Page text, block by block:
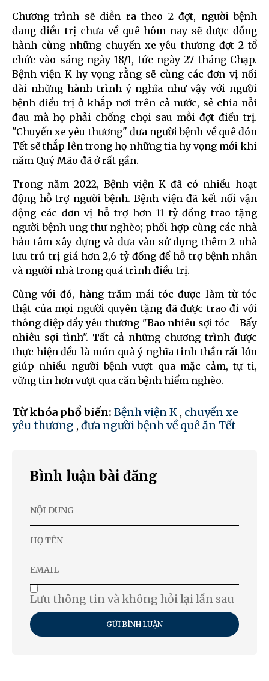
Chương trình sẽ diễn ra theo 2 đợt, người bệnh
đang điều trị chưa về quê hôm nay sẽ được đồng
hành cùng những chuyến xe yêu thương đợt 2 tổ
chức vào sáng ngày 18/1, tức ngày 27 tháng Chạp.
Bệnh viện K hy vọng rằng sẽ cùng các đơn vị nối
dài những hành trình ý nghĩa như vậy với người
bệnh điều trị ở khắp nơi trên cả nước, sẻ chia nỗi
đau mà họ phải chống chọi sau mỗi đợt điều trị.
"Chuyến xe yêu thương" đưa người bệnh về quê đón
Tết sẽ thắp lên trong họ những tia hy vọng mới khi
năm Quý Mão đã ở rất gần.
Trong năm 2022, Bệnh viện K đã có nhiều hoạt
động hỗ trợ người bệnh. Bệnh viện đã kết nối vận
động các đơn vị hỗ trợ hơn 11 tỷ đồng trao tặng
người bệnh ung thư nghèo; phối hợp cùng các nhà
hảo tâm xây dựng và đưa vào sử dụng thêm 2 nhà
lưu trú trị giá hơn 2,6 tỷ đồng để hỗ trợ bệnh nhân
và người nhà trong quá trình điều trị.
Cùng với đó, hàng trăm mái tóc được làm từ tóc
thật của mọi người quyên tặng đã được trao đi với
thông điệp đầy yêu thương "Bao nhiêu sợi tóc - Bấy
nhiêu sợi tình". Tất cả những chương trình được
thực hiện đều là món quà ý nghĩa tinh thần rất lớn
giúp nhiều người bệnh vượt qua mặc cảm, tự ti,
vững tin hơn vượt qua căn bệnh hiểm nghèo.
Từ khóa phổ biến: Bệnh viện K , chuyến xe
yêu thương , đưa người bệnh về quê ăn Tết
Bình luận bài đăng
Lưu thông tin và không hỏi lại lần sau
GỬI BÌNH LUẬN